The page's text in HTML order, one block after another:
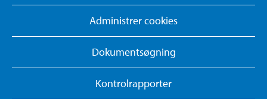
Administrer cookies
Dokumentsøgning
Kontrolrapporter